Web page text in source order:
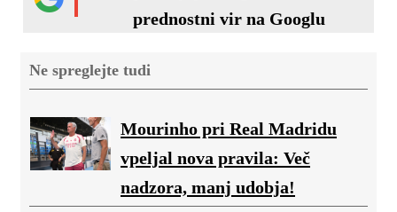
prednostni vir na Googlu
Ne spreglejte tudi
Mourinho pri Real Madridu
vpeljal nova pravila: Več
nadzora, manj udobja!